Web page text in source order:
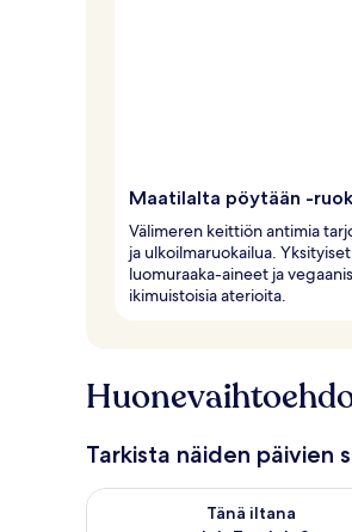
Maatilalta pöytään -
Välimeren keittiön antimia
ja ulkoilmaruokailua.
luomuraaka-aineet ja
ikimuistoisia aterioita.
Tarkista näiden päivien
Tänä iltana
Tarkista tämän illan saatavuus